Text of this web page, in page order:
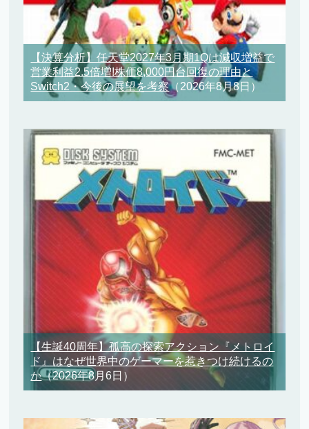
【決算分析】任天堂2027年3月期1Qは減収増益で
営業利益2.5倍増!株価8,000円台回復の理由と
Switch2・今後の展望を考察（2026年8月8日）
【生誕40周年】孤高の探索アクション『メトロイ
ド』はなぜ世界中のゲーマーを惹きつけ続けるの
か（2026年8月6日）